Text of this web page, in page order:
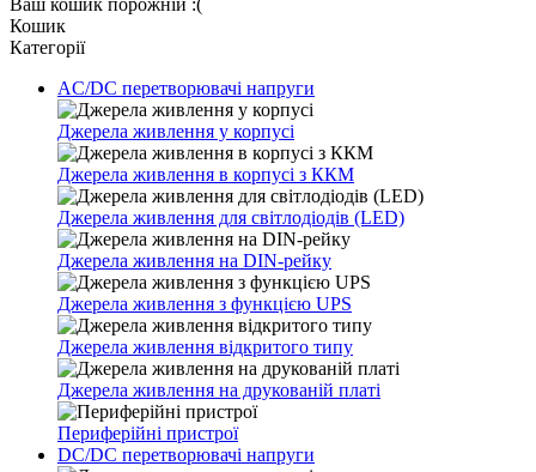
Ваш кошик порожній :(
Кошик
Категорії
AC/DC перетворювачі напруги
Джерела живлення у корпусі
Джерела живлення в корпусі з ККМ
Джерела живлення для світлодіодів (LED)
Джерела живлення на DIN-рейку
Джерела живлення з функцією UPS
Джерела живлення відкритого типу
Джерела живлення на друкованій платі
Периферійні пристрої
DC/DC перетворювачі напруги